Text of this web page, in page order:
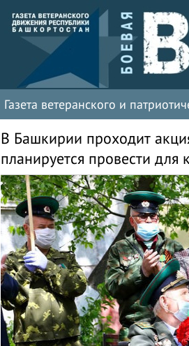
Газета ветеранского и
В Башкирии проходит
планируется провести для